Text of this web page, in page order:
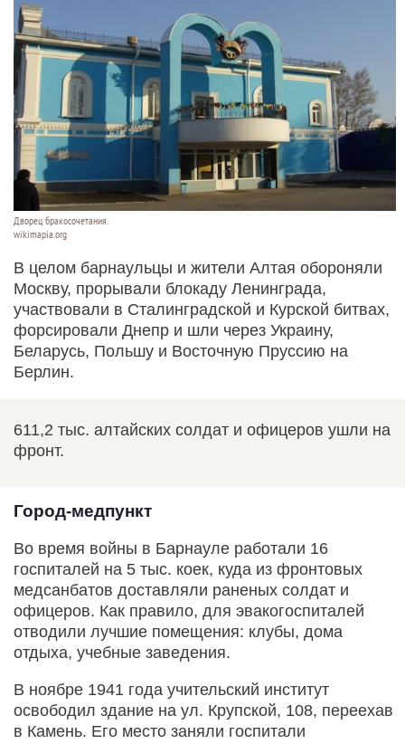
Дворец бракосочетания.
wikimapia.org
В целом барнаульцы и жители Алтая обороняли
Москву, прорывали блокаду Ленинграда,
участвовали в Сталинградской и Курской битвах,
форсировали Днепр и шли через Украину,
Беларусь, Польшу и Восточную Пруссию на
Берлин.
611,2 тыс. алтайских солдат и офицеров ушли на
фронт.
Город-медпункт
Во время войны в Барнауле работали 16
госпиталей на 5 тыс. коек, куда из фронтовых
медсанбатов доставляли раненых солдат и
офицеров. Как правило, для эвакогоспиталей
отводили лучшие помещения: клубы, дома
отдыха, учебные заведения.
В ноябре 1941 года учительский институт
освободил здание на ул. Крупской, 108, переехав
в Камень. Его место заняли госпитали